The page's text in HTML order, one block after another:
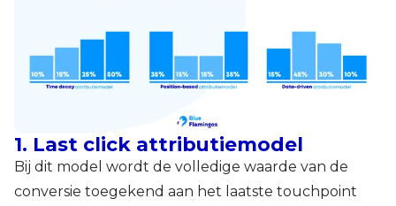
1. Last click attributiemodel
Bij dit model wordt de volledige waarde van de
conversie toegekend aan het laatste touchpoint